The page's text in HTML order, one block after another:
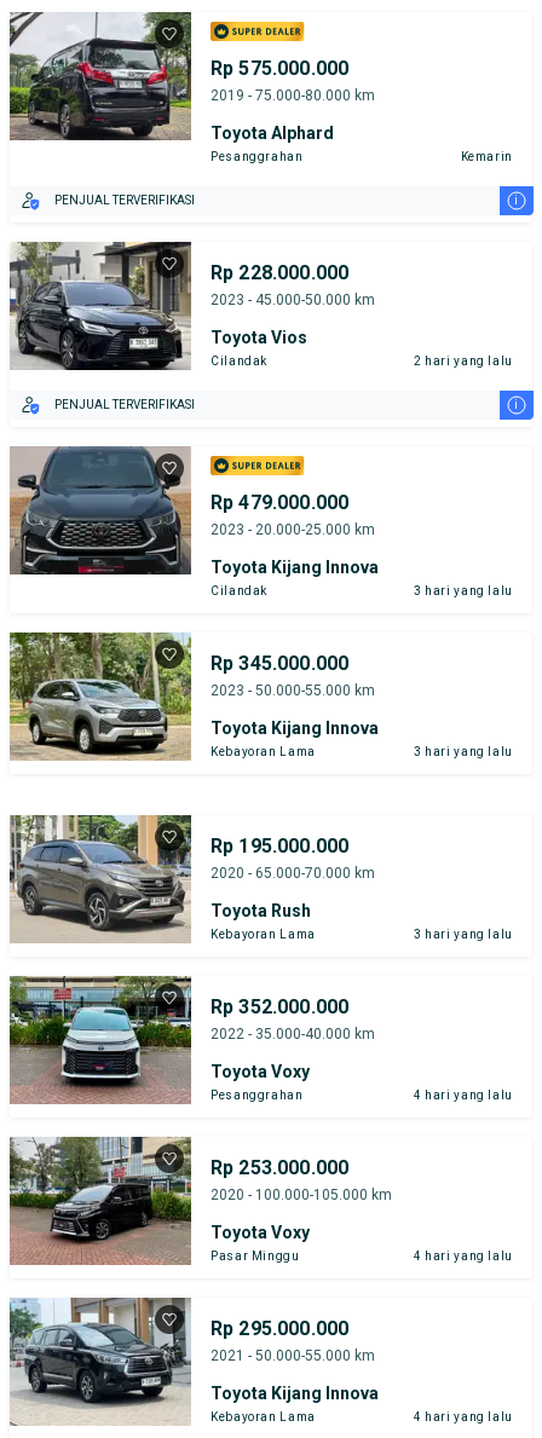
Rp 575.000.000
2019 - 75.000-80.000 km
Toyota Alphard
Pesanggrahan Kemarin
PENJUAL TERVERIFIKASI i
Rp 228.000.000
2023 - 45.000-50.000 km
Toyota Vios
Cilandak 2 hari yang lalu
PENJUAL TERVERIFIKASI i
Rp 479.000.000
2023 - 20.000-25.000 km
Toyota Kijang Innova
Cilandak 3 hari yang lalu
Rp 345.000.000
2023 - 50.000-55.000 km
Toyota Kijang Innova
Kebayoran Lama 3 hari yang lalu
Rp 195.000.000
2020 - 65.000-70.000 km
Toyota Rush
Kebayoran Lama 3 hari yang lalu
Rp 352.000.000
2022 - 35.000-40.000 km
Toyota Voxy
Pesanggrahan 4 hari yang lalu
Rp 253.000.000
2020 - 100.000-105.000 km
Toyota Voxy
Pasar Minggu 4 hari yang lalu
Rp 295.000.000
2021 - 50.000-55.000 km
Toyota Kijang Innova
Kebayoran Lama 4 hari yang lalu